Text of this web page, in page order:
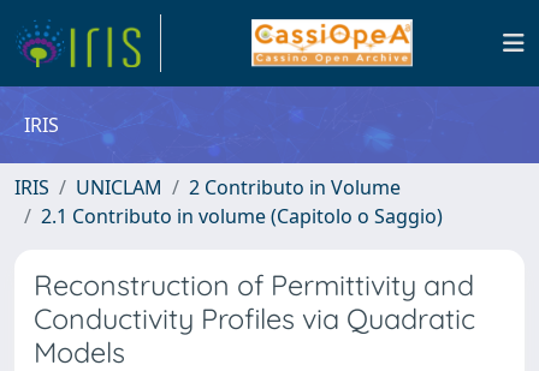
IRIS
IRIS UNICLAM
2 Contributo in Volume
2.1 Contributo in volume (Capitolo o Saggio)
Reconstruction of Permittivity and
Conductivity Profiles via Quadratic
Models